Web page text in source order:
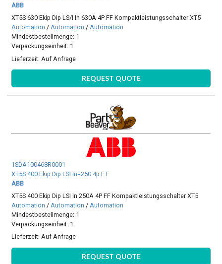
ABB
XT5S 630 Ekip Dip LS/I In 630A 4P FF Kompaktleistungsschalter XT5
Automation /Automation /Automation
Mindestbestellmenge: 1
Verpackungseinheit: 1
Lieferzeit: Auf Anfrage
REQUEST QUOTE
1SDA100468R0001
XT5S 400 Ekip Dip LSI In=250 4p F F
ABB
XT5S 400 Ekip Dip LSI In 250A 4P FF Kompaktleistungsschalter XT5
Automation /Automation /Automation
Mindestbestellmenge: 1
Verpackungseinheit: 1
Lieferzeit:Auf Anfrage
REQUEST QUOTE